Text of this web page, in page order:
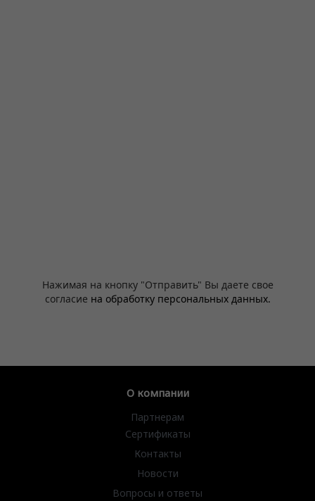
Нажимая на кнопку "Отправить" Вы даете свое
согласие на обработку персональных данных.
О компании
Партнерам
Сертификаты
Контакты
Новости
Вопросы и ответы